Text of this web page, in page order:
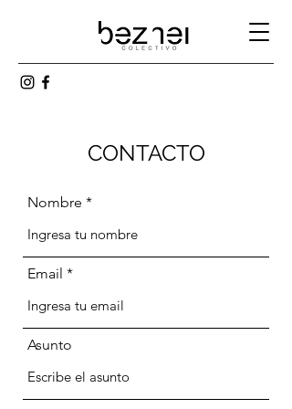
CONTACTO
Nombre
Email
Asunto